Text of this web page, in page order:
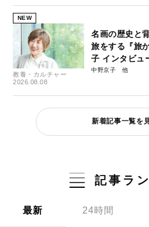
NEW
教養・カルチャー
2026.08.08
名画の歴史と
旅をする『旅
子 インタビュ
中野京子
新着記事一覧を
記事ラ
最新 24時間